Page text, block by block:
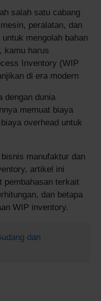
salah satu cabang
peralatan, dan
mengolah bahan
kamu harus
Inventory (WIP
di era modern
dengan dunia
memuat biaya
overhead untuk
manufaktur dan
artikel ini
pembahasan terkait
dan betapa
WIP inventory.
dan